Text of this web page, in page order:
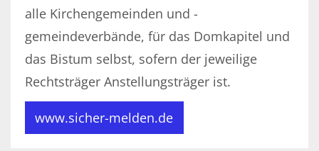
alle Kirchengemeinden und -
gemeindeverbände, für das Domkapitel und
das Bistum selbst, sofern der jeweilige
Rechtsträger Anstellungsträger ist.
www.sicher-melden.de